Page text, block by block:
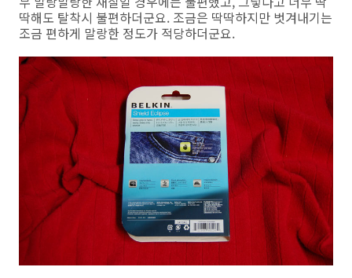
딱해도 탈착시 불편하더군요. 조금은 딱딱하지만 벗겨내기는
조금 편하게 말랑한 정도가 적당하더군요.